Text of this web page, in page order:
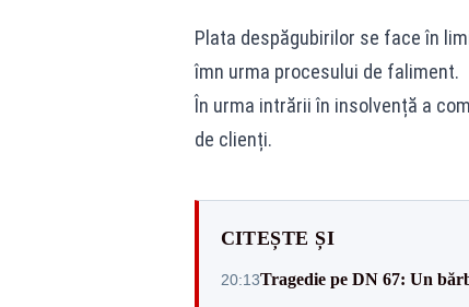
Plata despăgubirilor se face în
îmn urma procesului de faliment.
În urma intrării în insolvență a
de clienți.
CITEȘTE ȘI
20:13Tragedie pe DN 67: Un